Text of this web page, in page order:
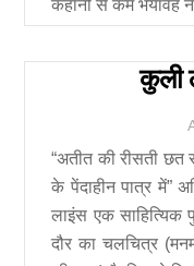
कहानी से कम भयावह
कुली
“अतीत की रीसती छत
के पेंदाहीन पात्र में”
लाइंस एक साहित्यिक
दौर का चलचित्र